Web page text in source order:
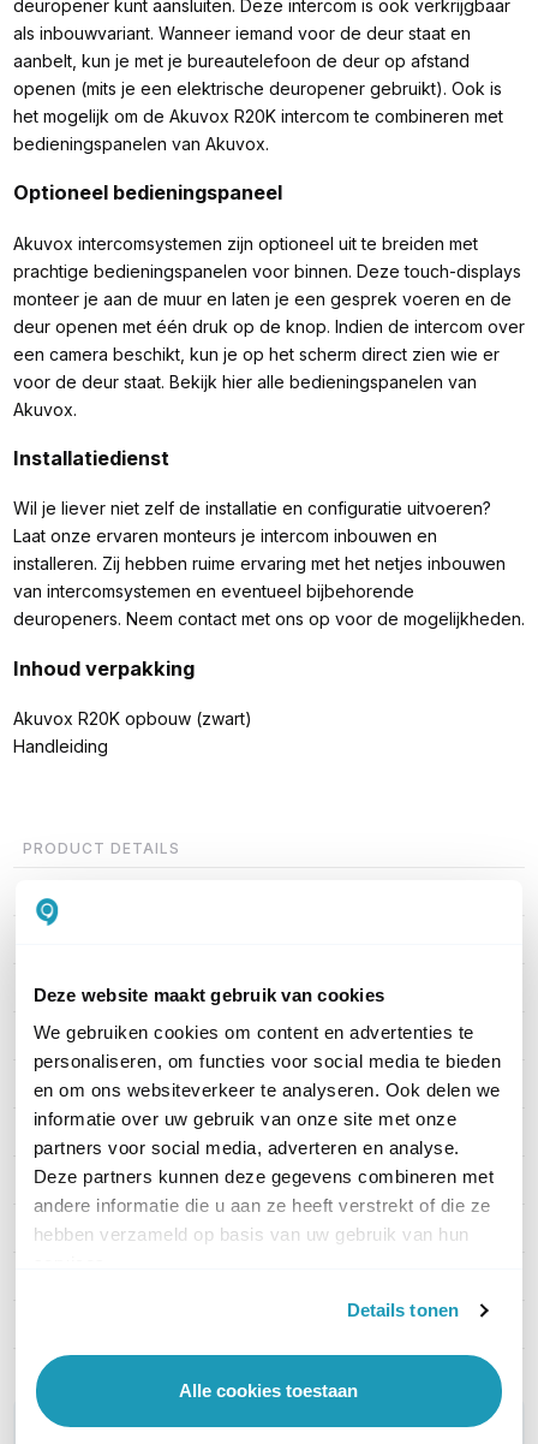
Deze website maakt gebruik van cookies
We gebruiken cookies om content en advertenties te
personaliseren, om functies voor social media te bieden
en om ons websiteverkeer te analyseren. Ook delen we
informatie over uw gebruik van onze site met onze
partners voor social media, adverteren en analyse.
Deze partners kunnen deze gegevens combineren met
andere informatie die u aan ze heeft verstrekt of die ze
hebben verzameld op basis van uw gebruik van hun
Details tonen
Alle cookies toestaan
deuropener kunt aansluiten. Deze intercom is ook verkrijgbaar
als inbouwvariant. Wanneer iemand voor de deur staat en
aanbelt, kun je met je bureautelefoon de deur op afstand
openen (mits je een elektrische deuropener gebruikt). Ook is
het mogelijk om de Akuvox R20K intercom te combineren met
bedieningspanelen van Akuvox.
Optioneel bedieningspaneel
Akuvox intercomsystemen zijn optioneel uit te breiden met
prachtige bedieningspanelen voor binnen. Deze touch-displays
monteer je aan de muur en laten je een gesprek voeren en de
deur openen met één druk op de knop. Indien de intercom over
een camera beschikt, kun je op het scherm direct zien wie er
voor de deur staat. Bekijk hier alle bedieningspanelen van
Akuvox.
Installatiedienst
Wil je liever niet zelf de installatie en configuratie uitvoeren?
Laat onze ervaren monteurs je intercom inbouwen en
installeren. Zij hebben ruime ervaring met het netjes inbouwen
van intercomsystemen en eventueel bijbehorende
deuropeners. Neem contact met ons op voor de mogelijkheden.
Inhoud verpakking
Akuvox R20K opbouw (zwart)
Handleiding
PRODUCT DETAILS
EAN 6933964803308
Verbinding IP
Aantal knoppen Keypad
Kaartlezer Ja
Materiaal Aluminium
Camera Ja
WIL JIJ ADVIES OP MAAT?